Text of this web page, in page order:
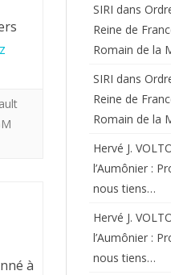
à
SIRI dans
Reine de
Romain de la
SIRI dans
Reine de
Romain de la
Hervé J.
l’Aumônier :
nous tiens…
Hervé J.
l’Aumônier :
nous tiens…